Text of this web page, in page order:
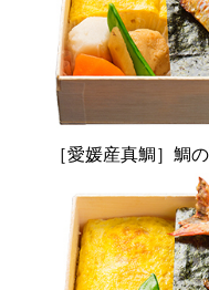
［愛媛産真鯛］鯛